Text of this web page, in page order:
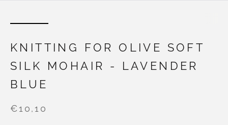
KNITTING FOR OLIVE SOFT
SILK MOHAIR - LAVENDER
BLUE
€10,10